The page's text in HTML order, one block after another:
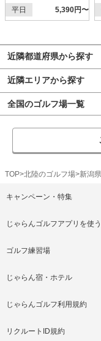
東港IC
平日 5,390円〜
近隣都道府県から探す
近隣エリアから探す
全国のゴルフ場一覧
TOP 北陸のゴルフ場 新潟
キャンペーン・特集
じゃらんゴルフアプリを使う
ゴルフ練習場
じゃらん宿・ホテル
じゃらんゴルフ利用規約
リクルートID規約